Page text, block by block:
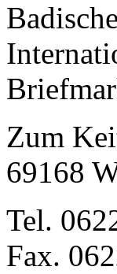
Zum
69168
Tel.
Fax.